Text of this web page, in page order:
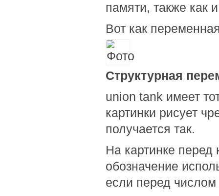
памяти, также как
Вот как
Структурная
union tank имеет
картинки рисует
получается так.
На картинке
обозначение
если перед